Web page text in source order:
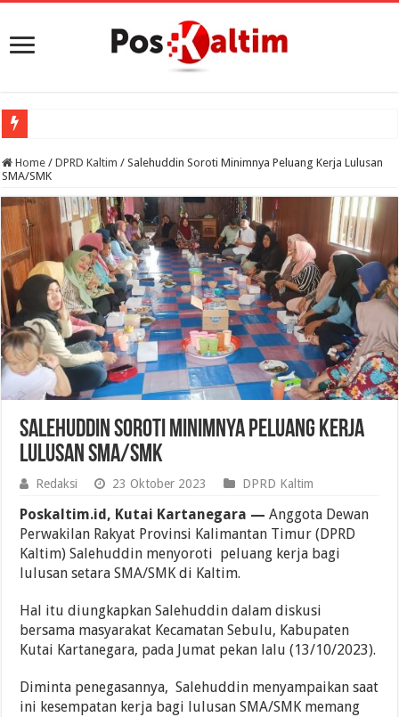
Home / DPRD Kaltim / Salehuddin Soroti Minimnya Peluang Kerja Lulusan
SMA/SMK
Salehuddin Soroti Minimnya Peluang Kerja
Lulusan SMA/SMK
Redaksi 23 Oktober 2023 DPRD Kaltim
Poskaltim.id, Kutai Kartanegara — Anggota Dewan
Perwakilan Rakyat Provinsi Kalimantan Timur (DPRD
Kaltim) Salehuddin menyoroti peluang kerja bagi
lulusan setara SMA/SMK di Kaltim.
Hal itu diungkapkan Salehuddin dalam diskusi
bersama masyarakat Kecamatan Sebulu, Kabupaten
Kutai Kartanegara, pada Jumat pekan lalu (13/10/2023).
Diminta penegasannya, Salehuddin menyampaikan saat
ini kesempatan kerja bagi lulusan SMA/SMK memang